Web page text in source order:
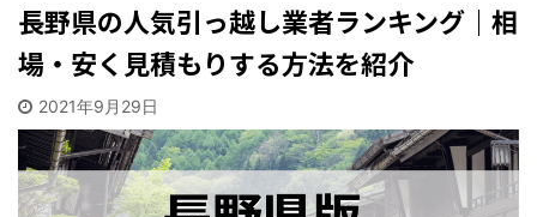
長野県の人気引っ越し業者ランキング｜相
場・安く見積もりする方法を紹介
2021年9月29日